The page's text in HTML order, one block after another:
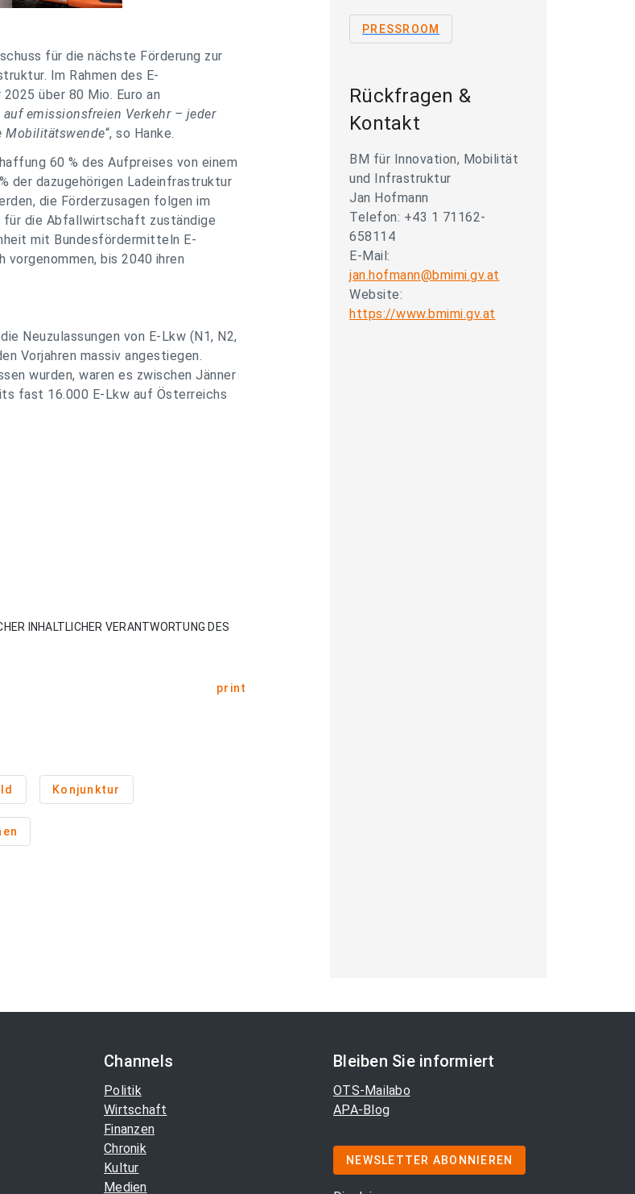
für die nächste Förderung zur
Im Rahmen des E-
über 80 Mio. Euro an
emissionsfreien Verkehr – jeder
Mobilitätswende“, so Hanke.
60 % des Aufpreises von einem
der dazugehörigen Ladeinfrastruktur
die Förderzusagen folgen im
für die Abfallwirtschaft zuständige
mit Bundesfördermitteln E-
bis 2040 ihren
Neuzulassungen von E-Lkw (N1, N2,
Vorjahren massiv angestiegen.
wurden, waren es zwischen Jänner
fast 16.000 E-Lkw auf Österreichs
INHALTLICHER VERANTWORTUNG DES
print
Konjunktur
PRESSROOM
Rückfragen &
Kontakt
BM für Innovation, Mobilität
und Infrastruktur
Jan Hofmann
Telefon: +43 1 71162-
658114
E-Mail:
jan.hofmann@bmimi.gv.at
Website:
https://www.bmimi.gv.at
Channels
Politik
Wirtschaft
Finanzen
Chronik
Kultur
Medien
Bleiben Sie informiert
OTS-Mailabo
APA-Blog
NEWSLETTER ABONNIEREN